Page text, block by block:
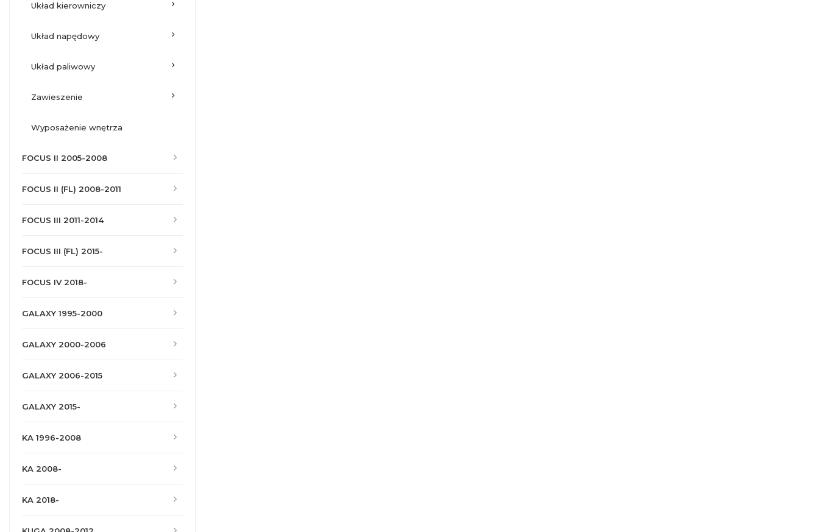
układ kierowniczy
układ napędowy
układ paliwowy
zawieszenie
wyposażenie wnętrza
FOCUS II 2005-2008
FOCUS II (FL) 2008-2011
FOCUS III 2011-2014
FOCUS III (FL) 2015-
FOCUS IV 2018-
GALAXY 1995-2000
GALAXY 2000-2006
GALAXY 2006-2015
GALAXY 2015-
KA 1996-2008
KA 2008-
KA 2018-